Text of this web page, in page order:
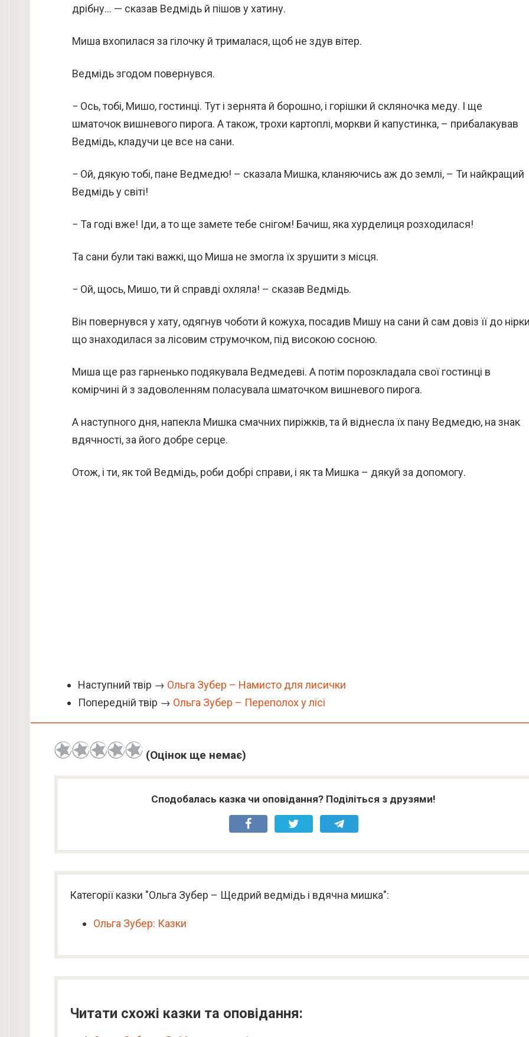
дрібну… — сказав Ведмідь й пішов у хатину.
Миша вхопилася за гілочку й трималася, щоб не здув вітер.
Ведмідь згодом повернувся.
− Ось, тобі, Мишо, гостинці. Тут і зернята й борошно, і горішки й скляночка меду. І ще
шматочок вишневого пирога. А також, трохи картоплі, моркви й капустинка, – прибалакував
Ведмідь, кладучи це все на сани.
− Ой, дякую тобі, пане Ведмедю! – сказала Мишка, кланяючись аж до землі, – Ти найкращий
Ведмідь у світі!
− Та годі вже! Іди, а то ще замете тебе снігом! Бачиш, яка хурделиця розходилася!
Та сани були такі важкі, що Миша не змогла їх зрушити з місця.
− Ой, щось, Мишо, ти й справді охляла! – сказав Ведмідь.
Він повернувся у хату, одягнув чоботи й кожуха, посадив Мишу на сани й сам довіз її до
що знаходилася за лісовим струмочком, під високою сосною.
Миша ще раз гарненько подякувала Ведмедеві. А потім порозкладала свої гостинці в
комірчині й з задоволенням поласувала шматочком вишневого пирога.
А наступного дня, напекла Мишка смачних пиріжків, та й віднесла їх пану Ведмедю, на знак
вдячності, за його добре серце.
Отож, і ти, як той Ведмідь, роби добрі справи, і як та Мишка – дякуй за допомогу.
Наступний твір → Ольга Зубер – Намисто для лисички
Попередній твір → Ольга Зубер – Переполох у лісі
(Оцінок ще немає)
Сподобалась казка чи оповідання? Поділіться з друзями!
Категорії казки "Ольга Зубер – Щедрий ведмідь і вдячна мишка":
Ольга Зубер: Казки
Читати схожі казки та оповідання: